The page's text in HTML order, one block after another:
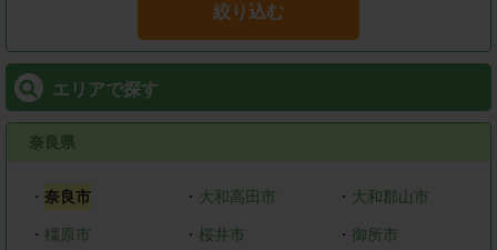
絞り込む
エリアで探す
奈良県
・ 奈良市 ・ 大和高田市 ・ 大和郡山市
・ 橿原市 ・ 桜井市 ・御所市